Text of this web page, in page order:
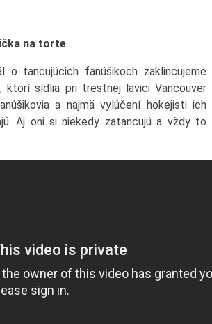
na torte
o tancujúcich fanúšikoch zaklincujeme
ktorí sídlia pri trestnej lavici Vancouver
a najmä vylúčení hokejisti ich
Aj oni si niekedy zatancujú a vždy to